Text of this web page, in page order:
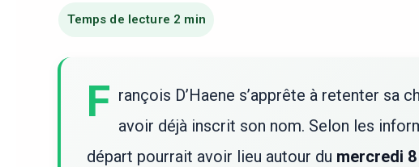
F rançois D’Haene s’apprête à retenter sa
avoir déjà inscrit son nom. Selon les
départ pourrait avoir lieu autour du mercredi